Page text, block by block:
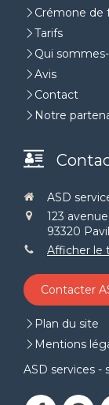
Crémone de
Tarifs
Qui
Avis
Contact
Notre
ASD
123
93320
Afficher le
Contacter
Plan du site
Mentions
ASD services -